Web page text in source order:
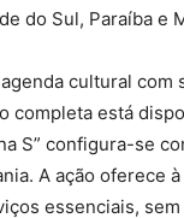
do Sul, Paraíba e
cultural com
completa está
S” configura-se
A ação oferece
essenciais,